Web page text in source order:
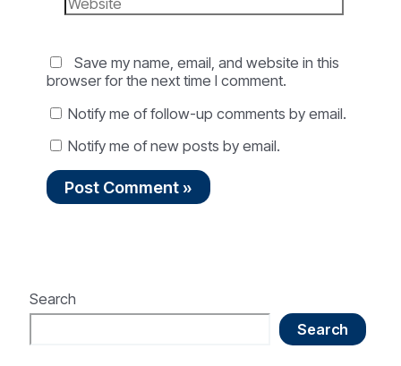
Save my name, email, and website in this
browser for the next time I comment.
Notify me of follow-up comments by email.
Notify me of new posts by email.
Search
Search